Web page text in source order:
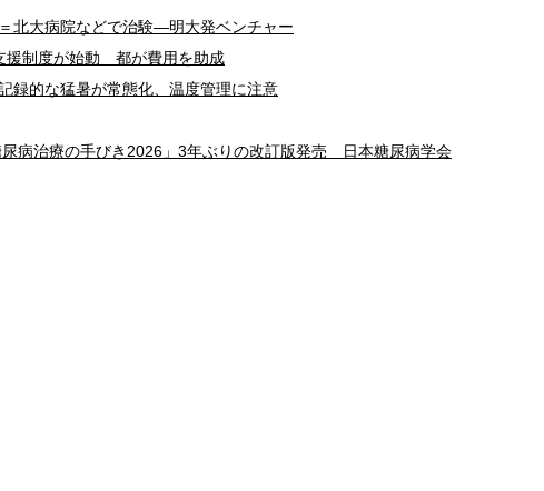
北大病院などで治験―明大発ベンチャー
援制度が始動 都が費用を助成
録的な猛暑が常態化、温度管理に注意
尿病治療の手びき2026」3年ぶりの改訂版発売 日本糖尿病学会